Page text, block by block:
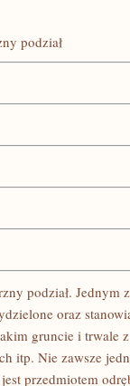
podział
podział.
oraz
gruncie i trwale
itp. Nie zawsze
przedmiotem